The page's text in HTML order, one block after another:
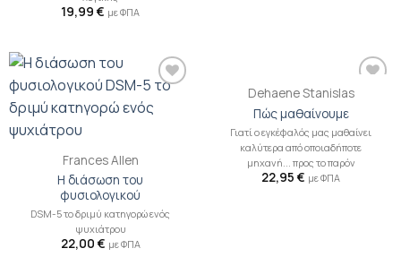
19,99 € με ΦΠΑ
βιβλίου
Frances Allen
Η διάσωση του
φυσιολογικού
DSM-5 το δριμύ κατηγορώ ενός
ψυχιάτρου
22,00 € με ΦΠΑ
Προσθήκη
βιβλίου
στη λίστα
επιθυμιών
Dehaene Stanislas
Πώς μαθαίνουμε
Γιατί ο εγκέφαλός μας μαθαίνει
καλύτερα από οποιαδήποτε
μηχανή... προς το παρόν
22,95 € με ΦΠΑ